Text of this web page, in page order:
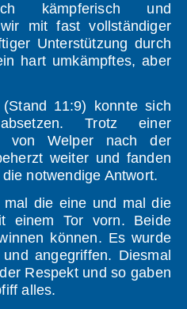
kämpferisch und
mit fast vollständiger
Unterstützung durch
hart umkämpftes, aber
11:9) konnte sich
Trotz einer
von Welper nach der
weiter und fanden
notwendige Antwort.
die eine und mal die
einem Tor vorn. Beide
können. Es wurde
angegriffen. Diesmal
Respekt und so gaben
alles.